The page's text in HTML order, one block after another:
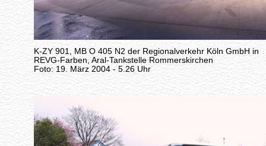
K-ZY 901, MB O 405 N2 der Regionalverkehr Köln GmbH in
REVG-Farben, Aral-Tankstelle Rommerskirchen
Foto: 19. März 2004 - 5.26 Uhr